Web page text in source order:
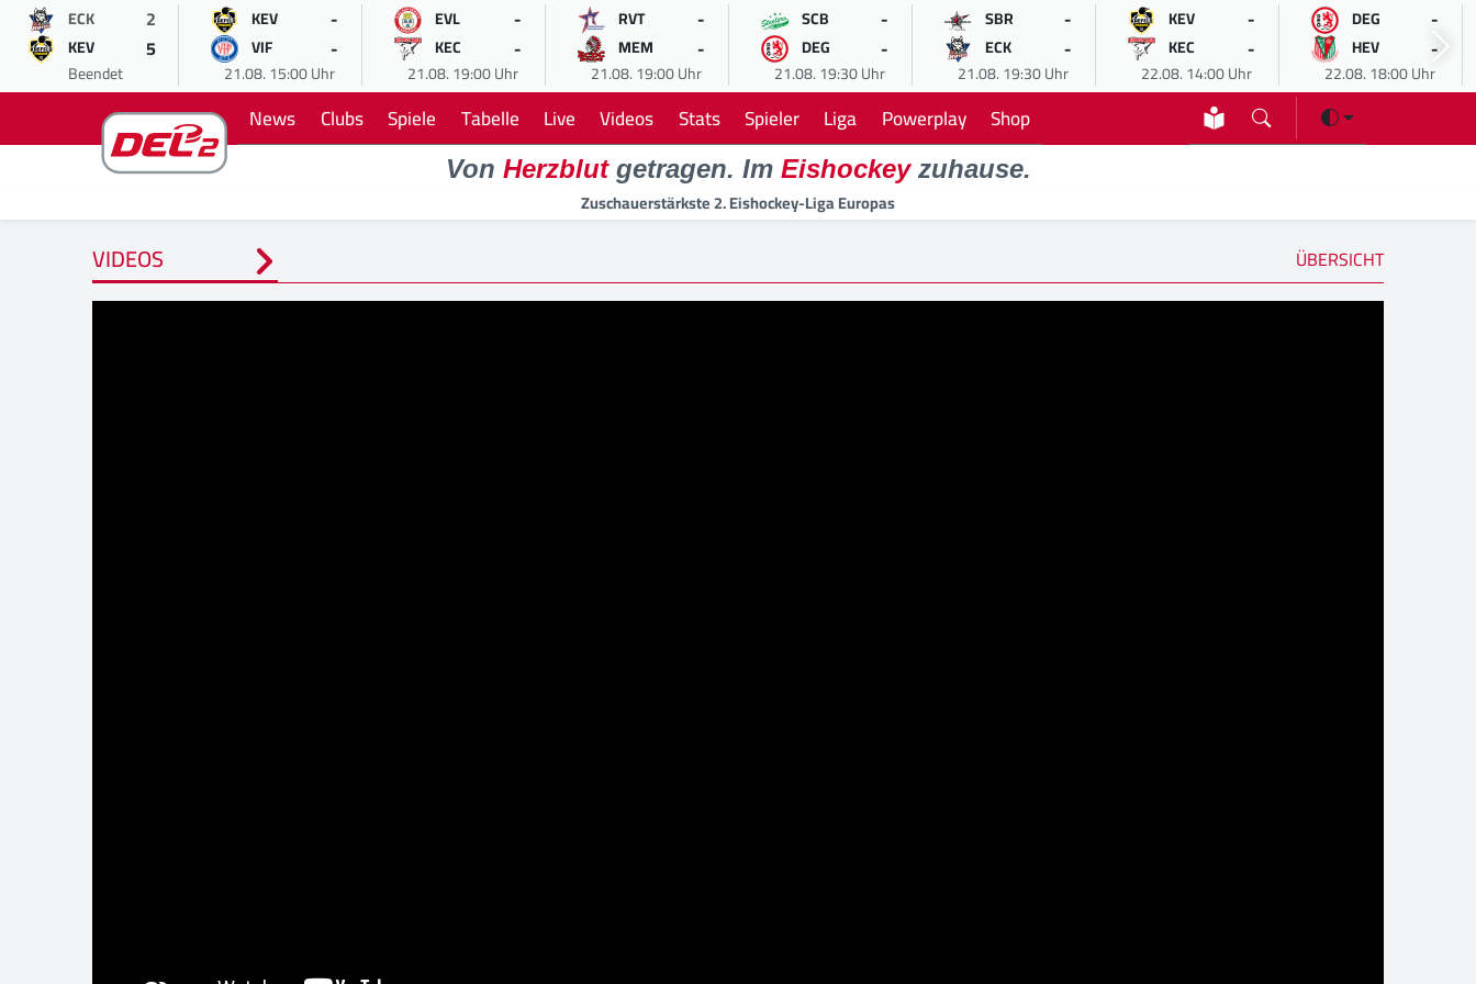
ECK 2
KEV 5
Beendet
KEV -
VIF -
21.08. 15:00 Uhr
EVL -
KEC -
21.08. 19:00 Uhr
RVT -
MEM -
21.08. 19:00 Uhr
SCB -
DEG -
21.08. 19:30 Uhr
SBR -
ECK -
21.08. 19:30 Uhr
KEV -
KEC -
22.08. 14:00 Uhr
DEG -
HEV -
22.08. 18:00 Uhr
News Clubs Spiele Tabelle Live Videos Stats Spieler Liga Powerplay Shop
Von Herzblutgetragen. Im Eishockeyzuhause.
Zuschauerstärkste 2. Eishockey-Liga Europas
VIDEOS ÜBERSICHT